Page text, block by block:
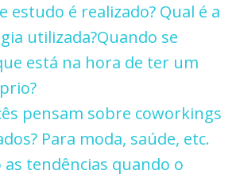
estudo é realizado? Qual é a
utilizada?Quando se
está na hora de ter um
pensam sobre coworkings
Para moda, saúde, etc.
as tendências quando o